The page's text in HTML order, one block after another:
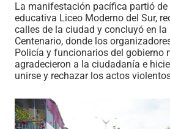
La manifestación pacífica partió
educativa Liceo Moderno del Sur,
calles de la ciudad y concluyó en la
Centenario, donde los
Policía y funcionarios del gobierno
agradecieron a la ciudadanía e
unirse y rechazar los actos